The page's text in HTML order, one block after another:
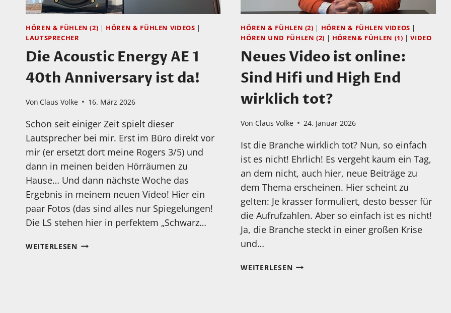
UND
MEINE
ANTWORT!
HÖREN & FÜHLEN (2) | HÖREN & FÜHLEN VIDEOS |
LAUTSPRECHER
Die Acoustic Energy AE 1
40th Anniversary ist da!
Von Claus Volke 16. März 2026
Schon seit einiger Zeit spielt dieser
Lautsprecher bei mir. Erst im Büro direkt vor
mir (er ersetzt dort meine Rogers 3/5) und
dann in meinen beiden Hörräumen zu
Hause… Und dann nächste Woche das
Ergebnis in meinem neuen Video! Hier ein
paar Fotos (das sind alles nur Spiegelungen!
Die LS stehen hier in perfektem „Schwarz…
WEITERLESENDIE
HÖREN & FÜHLEN (2) | HÖREN & FÜHLEN VIDEOS |
HÖREN UND FÜHLEN (2) | HÖREN& FÜHLEN (1) |VIDEO
Neues Video ist online:
Sind Hifi und High End
wirklich tot?
Von Claus Volke 24. Januar 2026
Ist die Branche wirklich tot? Nun, so einfach
ist es nicht! Ehrlich! Es vergeht kaum ein Tag,
an dem nicht, auch hier, neue Beiträge zu
dem Thema erscheinen. Hier scheint zu
gelten: Je krasser formuliert, desto besser für
die Aufrufzahlen. Aber so einfach ist es nicht!
Ja, die Branche steckt in einer großen Krise
und…
WEITERLESENNEUES